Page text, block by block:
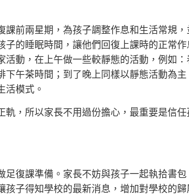
課前兩星期，為孩子調整作息和生活常規
子的睡眠時間，讓他們回復上課時的正常
活動，在上午做一些較靜態的活動，例如
下午茶時間；到了晚上同樣以靜態活動為
活模式。
軌，所以家長不用過份擔心，最重要是信
足復課準備。家長不妨與孩子一起執拾書
孩子得知學校的最新消息，增加對學校的